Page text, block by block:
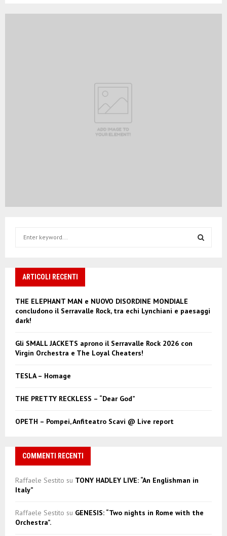
h
o
r
ARTICOLI RECENTI
THE ELEPHANT MAN e NUOVO DISORDINE MONDIALE
concludono il Serravalle Rock, tra echi Lynchiani e paesaggi
dark!
Gli SMALL JACKETS aprono il Serravalle Rock 2026 con
Virgin Orchestra e The Loyal Cheaters!
TESLA – Homage
THE PRETTY RECKLESS – “Dear God”
OPETH – Pompei, Anfiteatro Scavi @ Live report
COMMENTI RECENTI
Raffaele Sestito su TONY HADLEY LIVE: “An Englishman in
Italy”
Raffaele Sestito su GENESIS: “Two nights in Rome with the
Orchestra”.